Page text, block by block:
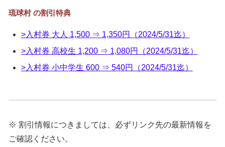
琉球村 の割引特典
>入村券 大人 1,500 ⇒ 1,350円（2024/5/31迄）
>入村券 高校生 1,200 ⇒ 1,080円（2024/5/31迄）
>入村券 小中学生 600 ⇒ 540円（2024/5/31迄）
※ 割引情報につきましては、必ずリンク先の最新情報を
ご確認ください。